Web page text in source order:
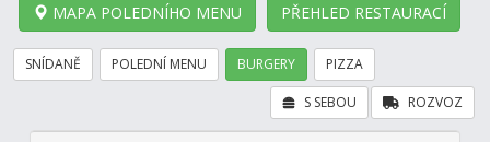
MAPA POLEDNÍHO MENU PŘEHLED RESTAURACÍ
SNÍDANĚ POLEDNÍ MENU BURGERY PIZZA
ROZVOZ
S SEBOU